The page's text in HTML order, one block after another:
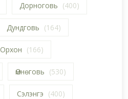
Дорноговь (400)
Дундговь (164)
Орхон (166)
Өмнөговь (530)
Сэлэнгэ (400)